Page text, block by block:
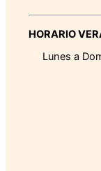
HORARIO
Lunes a